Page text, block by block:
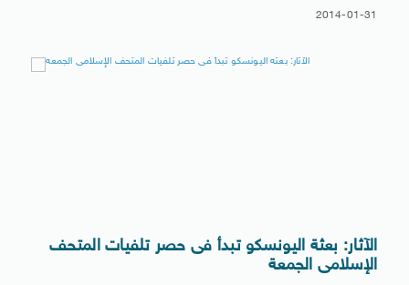
2014-01-31
الآثار: بعثة اليونسكو تبدأ فى حصر تلفيات المتحف
الإسلامى الجمعة